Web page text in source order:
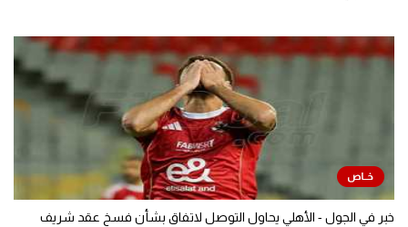
خبر في الجول - الأهلي يحاول التوصل لاتفاق بشأن فسخ عقد شريف